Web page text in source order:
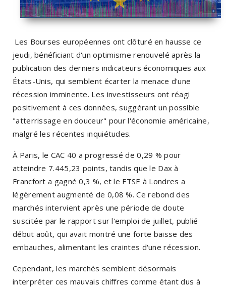
Les Bourses européennes ont clôturé en hausse ce
jeudi, bénéficiant d'un optimisme renouvelé après la
publication des derniers indicateurs économiques aux
États-Unis, qui semblent écarter la menace d'une
récession imminente. Les investisseurs ont réagi
positivement à ces données, suggérant un possible
"atterrissage en douceur" pour l'économie américaine,
malgré les récentes inquiétudes.
À Paris, le CAC 40 a progressé de 0,29 % pour
atteindre 7.445,23 points, tandis que le Dax à
Francfort a gagné 0,3 %, et le FTSE à Londres a
légèrement augmenté de 0,08 %. Ce rebond des
marchés intervient après une période de doute
suscitée par le rapport sur l'emploi de juillet, publié
début août, qui avait montré une forte baisse des
embauches, alimentant les craintes d'une récession.
Cependant, les marchés semblent désormais
interpréter ces mauvais chiffres comme étant dus à